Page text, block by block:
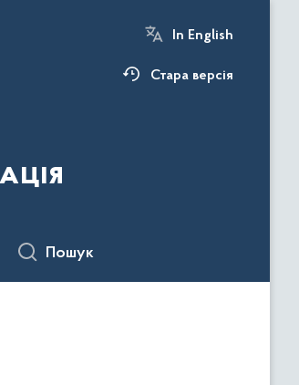
In English
Стара версія
Пошук